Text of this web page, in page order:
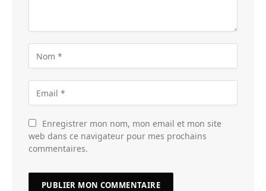
Enregistrer mon nom, mon email et mon site
web dans ce navigateur pour mes prochains
commentaires.